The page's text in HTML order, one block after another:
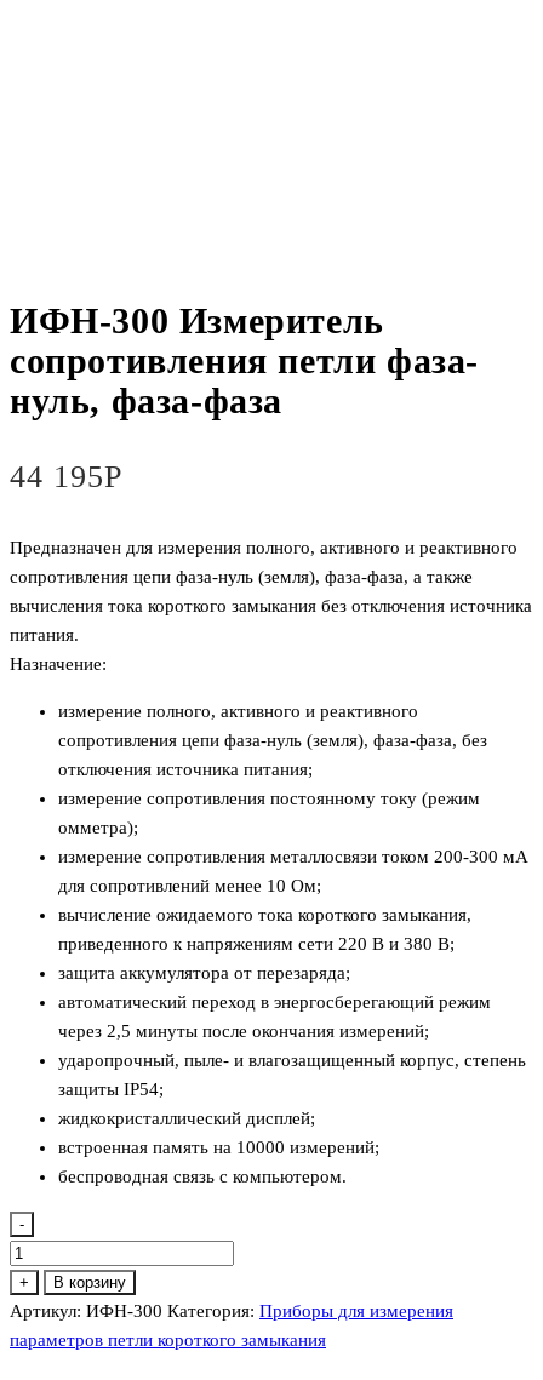
ИФН-300 Измеритель
сопротивления петли фаза-
нуль, фаза-фаза
44 195Р
Предназначен для измерения полного, активного и реактивного
сопротивления цепи фаза-нуль (земля), фаза-фаза, а также
вычисления тока короткого замыкания без отключения источника
питания.
Назначение:
измерение полного, активного и реактивного
сопротивления цепи фаза-нуль (земля), фаза-фаза, без
отключения источника питания;
измерение сопротивления постоянному току (режим
омметра);
измерение сопротивления металлосвязи током 200-300 мА
для сопротивлений менее 10 Ом;
вычисление ожидаемого тока короткого замыкания,
приведенного к напряжениям сети 220 В и 380 В;
защита аккумулятора от перезаряда;
автоматический переход в энергосберегающий режим
через 2,5 минуты после окончания измерений;
ударопрочный, пыле- и влагозащищенный корпус, степень
защиты IP54;
жидкокристаллический дисплей;
встроенная память на 10000 измерений;
беспроводная связь с компьютером.
-
Количество
товара
ИФН-300
Измеритель
+ В корзину
Артикул: ИФН-300 Категория: Приборы для измерения
параметров петли короткого замыкания